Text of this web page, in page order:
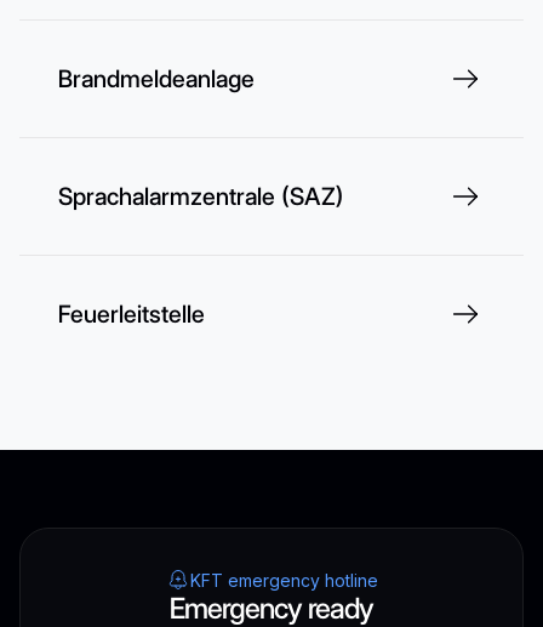
Brandmeldeanlage
Sprachalarmzentrale (SAZ)
Feuerleitstelle
KFT emergency hotline
Emergency ready